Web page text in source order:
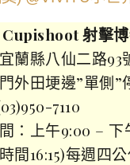
射擊
蘭縣八仙二路93
外田埂邊”單側”
7110
：上午9:00 – 下
間16:15)每週四